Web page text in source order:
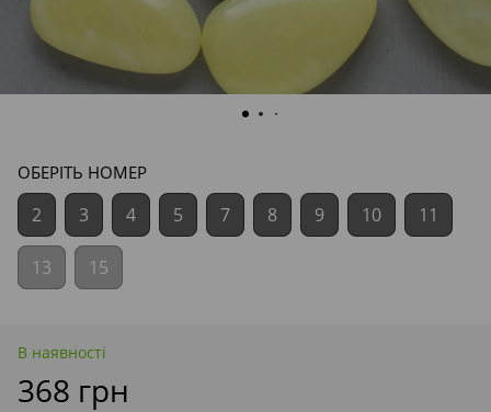
ОБЕРІТЬ НОМЕР
2 3 4 5 7 8 9 10 11
13 15
В наявності
368 грн